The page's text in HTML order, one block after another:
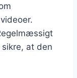
at den